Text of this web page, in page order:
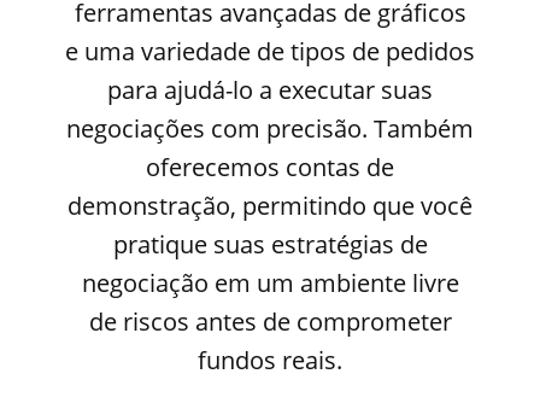
ferramentas avançadas de gráficos
e uma variedade de tipos de pedidos
para ajudá-lo a executar suas
negociações com precisão. Também
oferecemos contas de
demonstração, permitindo que você
pratique suas estratégias de
negociação em um ambiente livre
de riscos antes de comprometer
fundos reais.